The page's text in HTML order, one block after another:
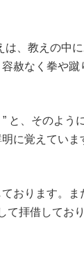
、教えの中
赦なく拳や
と、そのよう
に覚えてい
おります。ま
拝借してお